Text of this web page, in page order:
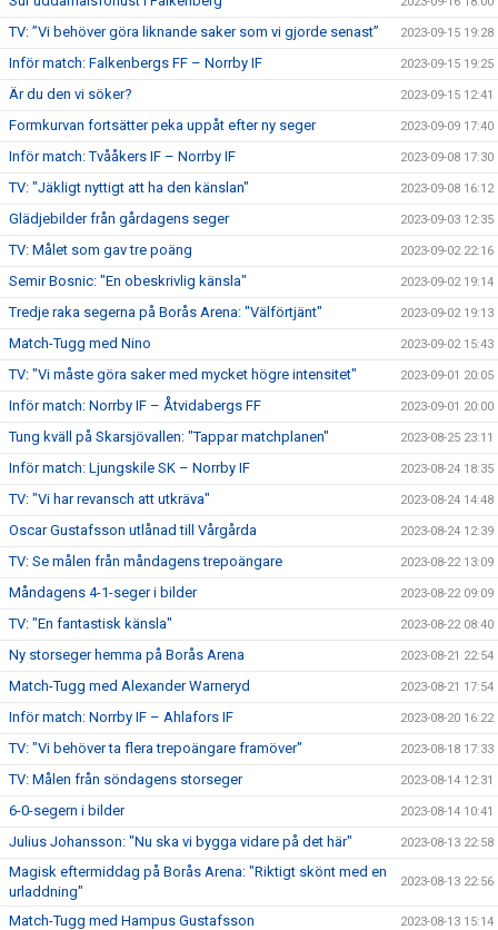
TV: ”Vi behöver göra liknande saker som vi gjorde senast” 2023-09-15 19:28
Inför match: Falkenbergs FF – Norrby IF 2023-09-15 19:25
Är du den vi söker? 2023-09-15 12:41
Formkurvan fortsätter peka uppåt efter ny seger 2023-09-09 17:40
Inför match: Tvååkers IF – Norrby IF 2023-09-08 17:30
TV: "Jäkligt nyttigt att ha den känslan" 2023-09-08 16:12
Glädjebilder från gårdagens seger 2023-09-03 12:35
TV: Målet som gav tre poäng 2023-09-02 22:16
Semir Bosnic: "En obeskrivlig känsla" 2023-09-02 19:14
Tredje raka segerna på Borås Arena: "Välförtjänt" 2023-09-02 19:13
Match-Tugg med Nino 2023-09-02 15:43
TV: "Vi måste göra saker med mycket högre intensitet" 2023-09-01 20:05
Inför match: Norrby IF – Åtvidabergs FF 2023-09-01 20:00
Tung kväll på Skarsjövallen: "Tappar matchplanen" 2023-08-25 23:11
Inför match: Ljungskile SK – Norrby IF 2023-08-24 18:35
TV: "Vi har revansch att utkräva" 2023-08-24 14:48
Oscar Gustafsson utlånad till Vårgårda 2023-08-24 12:39
TV: Se målen från måndagens trepoängare 2023-08-22 13:09
Måndagens 4-1-seger i bilder 2023-08-22 09:09
TV: "En fantastisk känsla" 2023-08-22 08:40
Ny storseger hemma på Borås Arena 2023-08-21 22:54
Match-Tugg med Alexander Warneryd 2023-08-21 17:54
Inför match: Norrby IF – Ahlafors IF 2023-08-20 16:22
TV: "Vi behöver ta flera trepoängare framöver" 2023-08-18 17:33
TV: Målen från söndagens storseger 2023-08-14 12:31
6-0-segern i bilder 2023-08-14 10:41
Julius Johansson: "Nu ska vi bygga vidare på det här" 2023-08-13 22:58
Magisk eftermiddag på Borås Arena: "Riktigt skönt med en
urladdning"
2023-08-13 22:56
Match-Tugg med Hampus Gustafsson 2023-08-13 15:14